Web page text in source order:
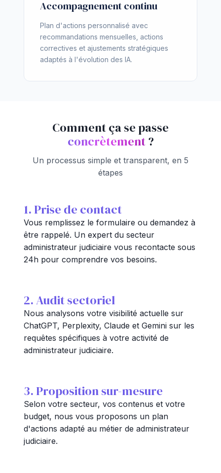
Accompagnement continu
Plan d'actions personnalisé avec
recommandations mensuelles, actions
correctives et ajustements stratégiques
adaptés à l'évolution des IA.
Comment ça se passe
concrètement?
Un processus simple et transparent, en 5
étapes
1. Prise de contact
Vous remplissez le formulaire ou demandez à
être rappelé. Un expert du secteur
administrateur judiciaire vous recontacte sous
24h pour comprendre vos besoins.
2. Audit sectoriel
Nous analysons votre visibilité actuelle sur
ChatGPT, Perplexity, Claude et Gemini sur les
requêtes spécifiques à votre activité de
administrateur judiciaire.
3. Proposition sur-mesure
Selon votre secteur, vos contenus et votre
budget, nous vous proposons un plan
d'actions adapté au métier de administrateur
judiciaire.